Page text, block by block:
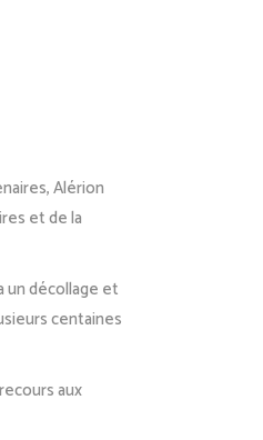
Alérion
et de la
un décollage et
centaines
aux